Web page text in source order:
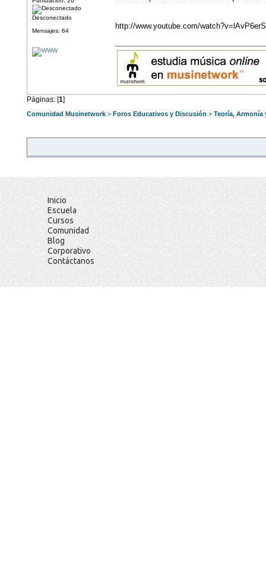
Desconectado
Mensajes: 64
http://www.youtube.com/
Páginas: [1]
Comunidad Musinetwork > Foros Educativos y Discusión > Teoría,
Inicio
Escuela
Cursos
Comunidad
Blog
Corporativo
Contáctanos